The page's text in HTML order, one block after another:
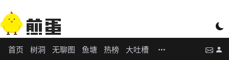
首页 树洞 无聊图 鱼塘 热榜 大吐槽